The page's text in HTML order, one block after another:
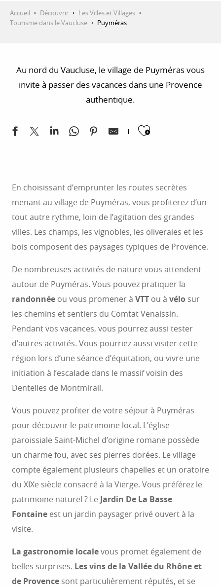
Accueil Découvrir
Les Villes et Villages
Tourisme dans le Vaucluse
Puyméras
Au nord du Vaucluse, le village de Puyméras vous
invite à passer des vacances dans une Provence
authentique.
Ajouter
En choisissant d’emprunter les routes secrètes
menant au village de Puyméras, vous profiterez d’un
tout autre rythme, loin de l’agitation des grandes
villes. Les champs, les vignobles, les oliveraies et les
bois composent des paysages typiques de Provence.
De nombreuses activités de nature vous attendent
autour de Puyméras. Vous pouvez pratiquer la
randonnée ou vous promener à VTT ou à vélo sur
les chemins et sentiers du Comtat Venaissin.
Pendant vos vacances, vous pourrez aussi tester
d’autres activités. Vous pourriez aussi visiter cette
région lors d’une séance d’équitation, ou vivre une
initiation à l’escalade dans le massif voisin des
Dentelles de Montmirail.
Vous pouvez profiter de votre séjour à Puyméras
pour découvrir le patrimoine local. L’église
paroissiale Saint-Michel d’origine romane possède
un charme fou, avec ses pierres dorées. Le village
compte également plusieurs chapelles et un oratoire
du XIXe siècle consacré à la Vierge. Vous préférez le
patrimoine naturel ? Le Jardin De La Basse
Fontaine est un jardin paysager privé ouvert à la
visite.
La gastronomie localevous promet également de
belles surprises. Les vins de la Vallée du Rhône et
de Provence sont particulièrement réputés, et se